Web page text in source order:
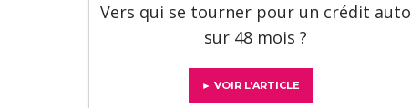
Vers qui se tourner pour un crédit auto
sur 48 mois ?
► VOIR L’ARTICLE